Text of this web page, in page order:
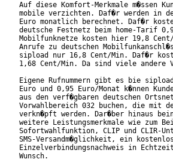
Auf diese Komfort-Merkmale m�ssen
mobile verzichten. Daf�r werden in
Euro monatlich berechnet. Daf�r
deutsche Festnetz beim home-Tarif
Mobilfunknetze kosten hier 19,8
Anrufe zu deutschen
sipload nur 16,8 Cent/Min. Daf�r
1,68 Cent/Min. Da sind viele
Eigene Rufnummern gibt es bie
Euro und 0,95 Euro/Monat k�nnen
aus den verf�gbaren deutschen
Vorwahlbereich 032 buchen, die mit
verkn�pft werden. Dar�ber hinaus
weitere Leistungsmerkmale wie zum
Sofortwahlfunktion, CLIP und CLIR-
SMS-Versandm�glichkeit, ein
Einzelverbindungsnachweis in
Wunsch.